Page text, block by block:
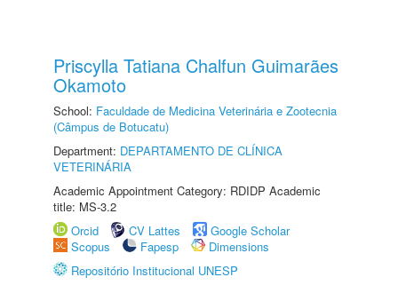
Priscylla Tatiana Chalfun Guimarães
Okamoto
School: Faculdade de Medicina Veterinária e Zootecnia
(Câmpus de Botucatu)
Department: DEPARTAMENTO DE CLÍNICA
VETERINÁRIA
Academic Appointment Category: RDIDP Academic
title: MS-3.2
Orcid
CV Lattes
Google Scholar
Scopus
Fapesp
Dimensions
Repositório Institucional UNESP